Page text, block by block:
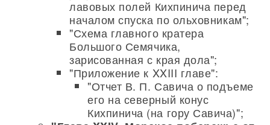
лавовых полей Кихпинича перед
началом спуска по ольховникам";
"Схема главного кратера
Большого Семячика,
зарисованная с края дола";
"Приложение к XXIII главе":
"Отчет В. П. Савича о подъеме
его на северный конус
Кихпинича (на гору Савича)";